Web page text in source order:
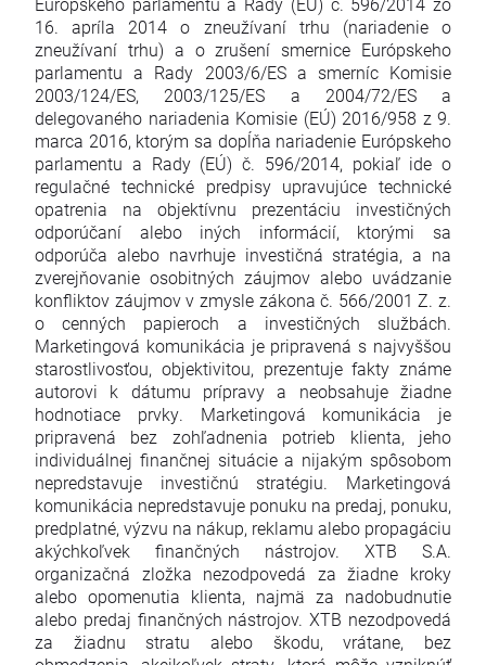
16. apríla 2014 o zneužívaní trhu (nariadenie o
zneužívaní trhu) a o zrušení smernice Európskeho
parlamentu a Rady 2003/6/ES a smerníc Komisie
2003/124/ES, 2003/125/ES a 2004/72/ES a
delegovaného nariadenia Komisie (EÚ) 2016/958 z 9.
marca 2016, ktorým sa dopĺňa nariadenie Európskeho
parlamentu a Rady (EÚ) č. 596/2014, pokiaľ ide o
regulačné technické predpisy upravujúce technické
opatrenia na objektívnu prezentáciu investičných
odporúčaní alebo iných informácií, ktorými sa
odporúča alebo navrhuje investičná stratégia, a na
zverejňovanie osobitných záujmov alebo uvádzanie
konfliktov záujmov v zmysle zákona č. 566/2001 Z. z.
o cenných papieroch a investičných službách.
Marketingová komunikácia je pripravená s najvyššou
starostlivosťou, objektivitou, prezentuje fakty známe
autorovi k dátumu prípravy a neobsahuje žiadne
hodnotiace prvky. Marketingová komunikácia je
pripravená bez zohľadnenia potrieb klienta, jeho
individuálnej finančnej situácie a nijakým spôsobom
nepredstavuje investičnú stratégiu. Marketingová
komunikácia nepredstavuje ponuku na predaj, ponuku,
predplatné, výzvu na nákup, reklamu alebo propagáciu
akýchkoľvek finančných nástrojov. XTB S.A.
organizačná zložka nezodpovedá za žiadne kroky
alebo opomenutia klienta, najmä za nadobudnutie
alebo predaj finančných nástrojov. XTB nezodpovedá
za žiadnu stratu alebo škodu, vrátane, bez